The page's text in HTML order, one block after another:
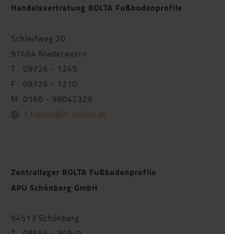
Handelsvertretung BOLTA Fußbodenprofile
Schleifweg 20
97464 Niederwerrn
T 09726 - 1245
F 09726 - 1210
M 0160 - 98042329
@t.freund@t-online.de
Zentrallager BOLTA Fußbodenprofile
APU Schönberg GmbH
94513 Schönberg